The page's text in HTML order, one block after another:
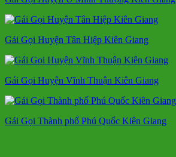
Gái Gọi Huyện Tân Hiệp Kiên Giang
Gái Gọi Huyện Vĩnh Thuận Kiên Giang
Gái Gọi Thành phố Phú Quốc Kiên Giang